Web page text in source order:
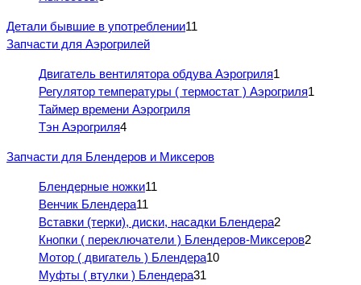
Детали бывшие в употреблении11
Запчасти для Аэрогрилей
Двигатель вентилятора обдува Аэрогриля1
Регулятор температуры ( термостат ) Аэрогриля1
Таймер времени Аэрогриля
Тэн Аэрогриля4
Запчасти для Блендеров и Миксеров
Блендерные ножки11
Венчик Блендера11
Вставки (терки), диски, насадки Блендера2
Кнопки ( переключатели ) Блендеров-Миксеров2
Мотор ( двигатель ) Блендера10
Муфты ( втулки ) Блендера31